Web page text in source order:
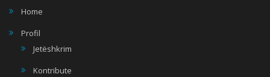
Home
Profil
Jetëshkrim
Kontribute